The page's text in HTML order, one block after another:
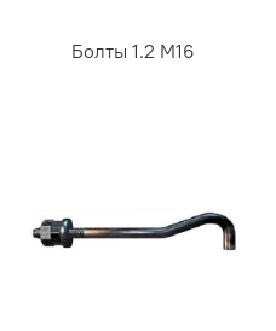
Болты 1.2 М16